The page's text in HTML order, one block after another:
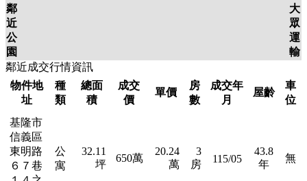
鄰
近
公
園
大
眾
運
輸
鄰近成交行情資訊
物件地
址
種
類
總面
積
成交
價
單價
房
數
成交年
月
屋齡
車
位
基隆市
信義區
東明路
６７巷
公
寓
32.11
坪
650萬
20.24
萬
3
房
115/05
43.8
年
無